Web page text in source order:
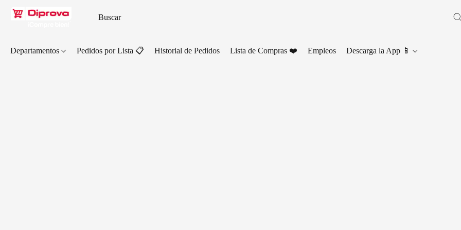
Departamentos Pedidos por Lista 📋 Historial de Pedidos Lista de Compras ❤️ Empleos Descarga la App 📱